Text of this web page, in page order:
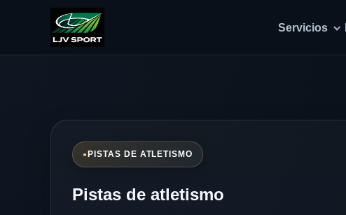
Servicios
PISTAS DE ATLETISMO
Pistas de atletismo